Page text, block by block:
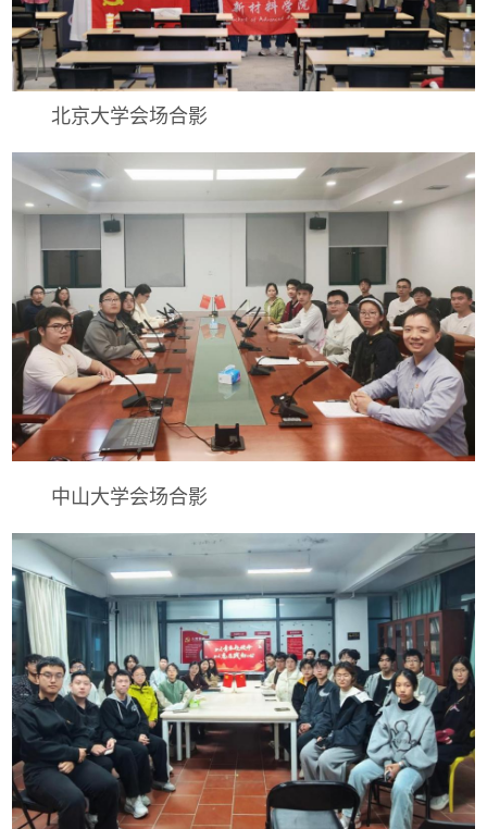
北京大学会场合影
中山大学会场合影